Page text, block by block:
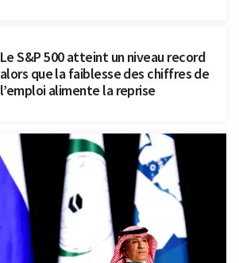
Le S&P 500 atteint un niveau record
alors que la faiblesse des chiffres de
l’emploi alimente la reprise